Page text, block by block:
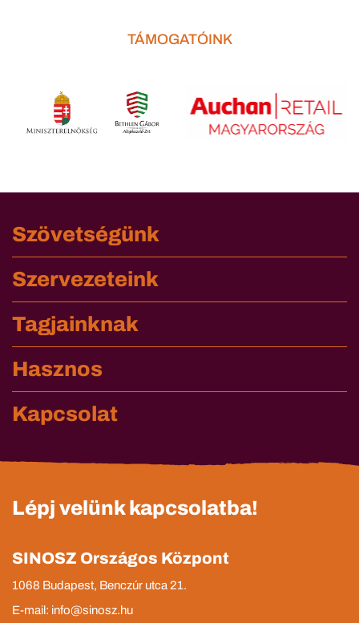
TÁMOGATÓINK
Szövetségünk
Szervezeteink
Tagjainknak
Hasznos
Kapcsolat
Lépj velünk kapcsolatba!
SINOSZ Országos Központ
1068 Budapest, Benczúr utca 21.
E-mail: info@sinosz.hu